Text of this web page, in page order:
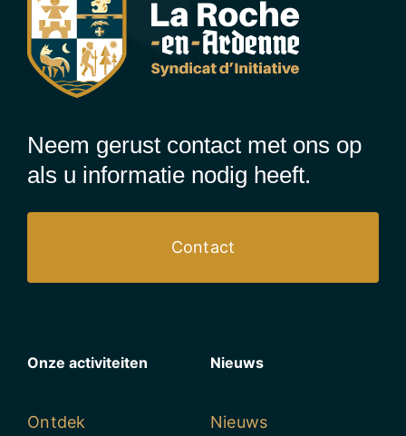
Neem gerust contact met ons op
als u informatie nodig heeft.
Contact
Onze activiteiten
Ontdek
Nieuws
Nieuws